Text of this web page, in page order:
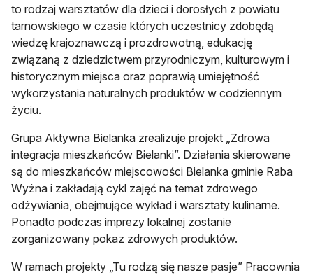
to rodzaj warsztatów dla dzieci i dorosłych z powiatu
tarnowskiego w czasie których uczestnicy zdobędą
wiedzę krajoznawczą i prozdrowotną, edukację
związaną z dziedzictwem przyrodniczym, kulturowym i
historycznym miejsca oraz poprawią umiejętność
wykorzystania naturalnych produktów w codziennym
życiu.
Grupa Aktywna Bielanka zrealizuje projekt „Zdrowa
integracja mieszkańców Bielanki”. Działania skierowane
są do mieszkańców miejscowości Bielanka gminie Raba
Wyżna i zakładają cykl zajęć na temat zdrowego
odżywiania, obejmujące wykład i warsztaty kulinarne.
Ponadto podczas imprezy lokalnej zostanie
zorganizowany pokaz zdrowych produktów.
W ramach projekty „Tu rodzą się nasze pasje” Pracownia